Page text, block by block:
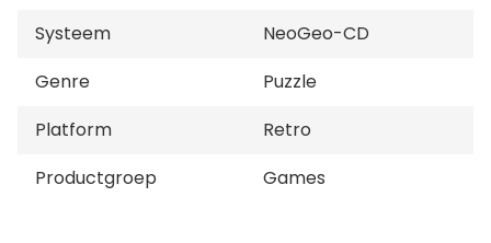
Systeem
NeoGeo-CD
Genre
Puzzle
Platform
Retro
Productgroep
Games